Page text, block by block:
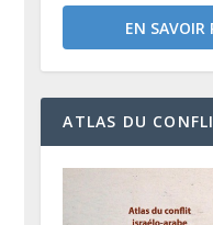
EN SAVOIR
ATLAS DU